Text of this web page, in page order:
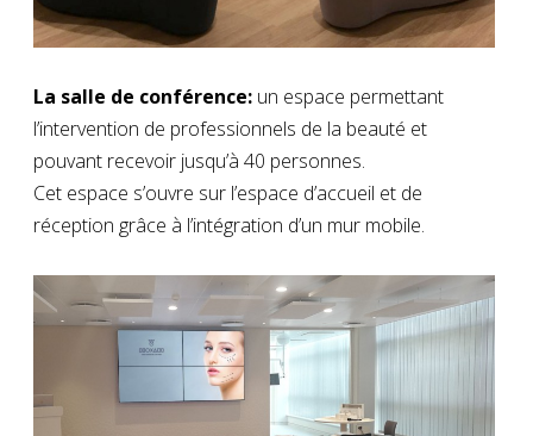
La salle de conférence: un espace permettant
l’intervention de professionnels de la beauté et
pouvant recevoir jusqu’à 40 personnes.
Cet espace s’ouvre sur l’espace d’accueil et de
réception grâce à l’intégration d’un mur mobile.